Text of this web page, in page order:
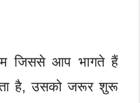
जिससे आप भागते हैं
है, उसको जरूर शुरू